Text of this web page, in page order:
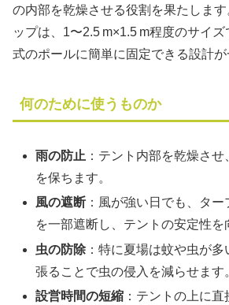
の内部を乾燥させる役割を果たしま
ップは、1〜2.5 m×1.5 m程度のサイ
式のポールに簡単に固定できる設計が
何のために使うものか
雨の防止 ：テント内部を乾燥さ
を保ちます。
風の遮断 ：風が強い日でも、タ
を一部遮断し、テントの安定性を
虫の防除：特に夏場は蚊や虫が多
張ることで虫の侵入を減らせます
設営時間の短縮 ：テントの上に